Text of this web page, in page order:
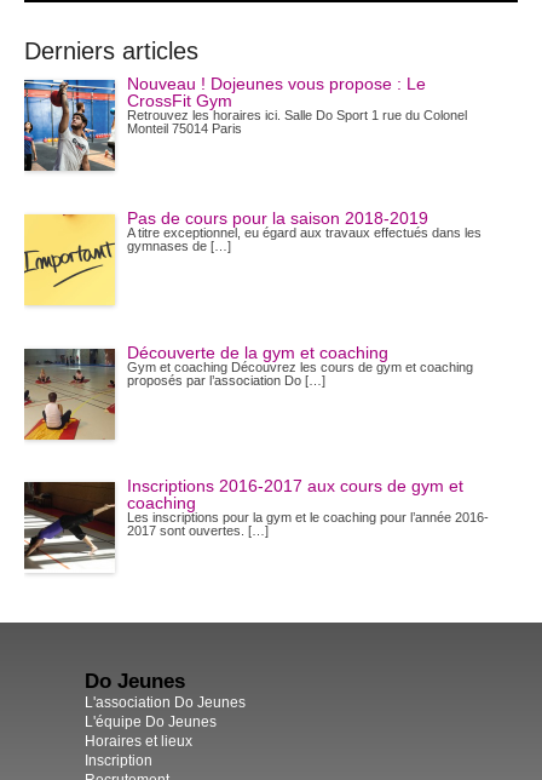
Derniers articles
Nouveau ! Dojeunes vous propose : Le
CrossFit Gym
Retrouvez les horaires ici. Salle Do Sport 1 rue du Colonel
Monteil 75014 Paris
Pas de cours pour la saison 2018-2019
A titre exceptionnel, eu égard aux travaux effectués dans les
gymnases de […]
Découverte de la gym et coaching
Gym et coaching Découvrez les cours de gym et coaching
proposés par l’association Do […]
Inscriptions 2016-2017 aux cours de gym et
coaching
Les inscriptions pour la gym et le coaching pour l’année 2016-
2017 sont ouvertes. […]
Do Jeunes
L'association Do Jeunes
L'équipe Do Jeunes
Horaires et lieux
Inscription